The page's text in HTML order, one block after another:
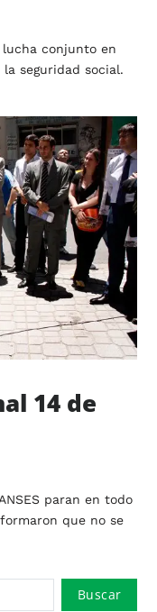
lucha conjunto en
seguridad social.
14 de
paran en todo
que no se